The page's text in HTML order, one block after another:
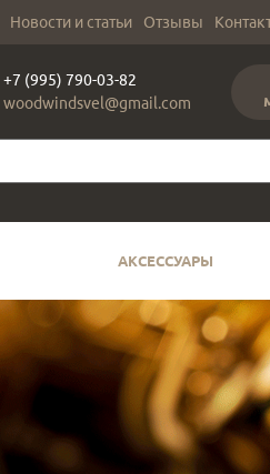
Новости и статьи Отзывы
+7 (995) 790-03-82
woodwindsvel@gmail.com
АКСЕССУАРЫ